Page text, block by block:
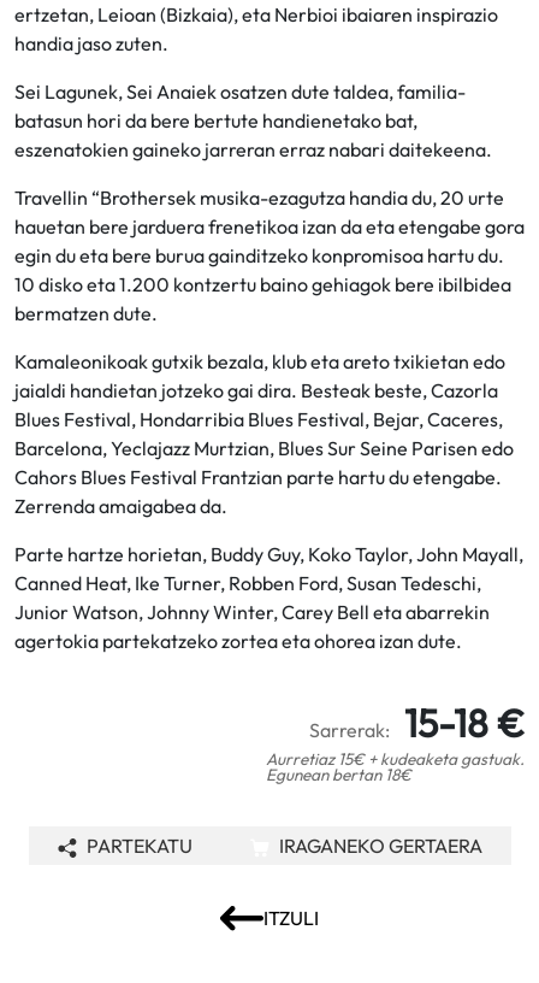
ertzetan, Leioan (Bizkaia), eta Nerbioi ibaiaren inspirazio
handia jaso zuten.
Sei Lagunek, Sei Anaiek osatzen dute taldea, familia-
batasun hori da bere bertute handienetako bat,
eszenatokien gaineko jarreran erraz nabari daitekeena.
Travellin “Brothersek musika-ezagutza handia du, 20 urte
hauetan bere jarduera frenetikoa izan da eta etengabe gora
egin du eta bere burua gainditzeko konpromisoa hartu du.
10 disko eta 1.200 kontzertu baino gehiagok bere ibilbidea
bermatzen dute.
Kamaleonikoak gutxik bezala, klub eta areto txikietan edo
jaialdi handietan jotzeko gai dira. Besteak beste, Cazorla
Blues Festival, Hondarribia Blues Festival, Bejar, Caceres,
Barcelona, Yeclajazz Murtzian, Blues Sur Seine Parisen edo
Cahors Blues Festival Frantzian parte hartu du etengabe.
Zerrenda amaigabea da.
Parte hartze horietan, Buddy Guy, Koko Taylor, John Mayall,
Canned Heat, Ike Turner, Robben Ford, Susan Tedeschi,
Junior Watson, Johnny Winter, Carey Bell eta abarrekin
agertokia partekatzeko zortea eta ohorea izan dute.
Sarrerak: 15-18 €
Aurretiaz 15€ + kudeaketa gastuak.
Egunean bertan 18€
ITZULI
PARTEKATU IRAGANEKO GERTAERA